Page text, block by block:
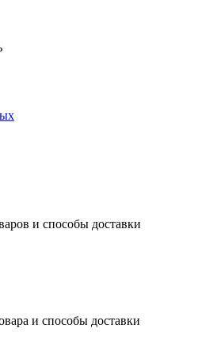
и способы доставки
и способы доставки